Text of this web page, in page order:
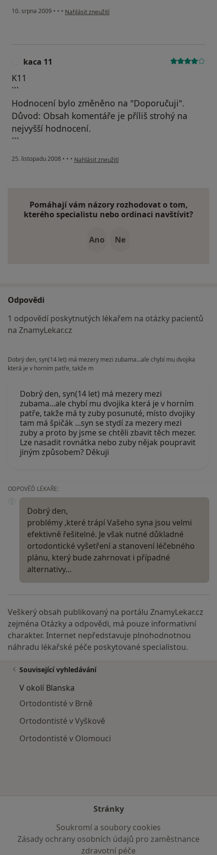
10. srpna 2009 • • • podle názoru uživatele Váš účet byl odstraněn
Nahlásit zneužití
kaca 11
K11
```
Hodnocení bylo změněno na "Doporučuji".
Důvod: Obsah komentáře je příliš strohý na
nejvyšší hodnocení.
```
25. listopadu 2008 • • • podle názoru uživatele kaca 11
Nahlásit zneužití
Pomáhají vám názory rozhodovat o tom,
kterého specialistu nebo ordinaci navštívit?
Ano Ne
Odpovědi
1 odpovědí poskytnutých lékařem na otázky pacientů
na ZnamyLekar.cz
Dobrý den, syn(14 let) má mezery mezi zubama...ale chybí mu dvojika
která je v horním patře, takže m
Dobrý den, syn(14 let) má mezery mezi
zubama...ale chybí mu dvojika která je v horním
patře, takže má ty zuby posunuté, místo dvojiky
tam má špičák ...syn se stydí za mezery mezi
zuby a proto by jsme se chtěli zbavit těch mezer.
Lze nasadit rovnátka nebo zuby nějak poupravit
jiným způsobem? Děkuji
ODPOVĚĎ LÉKAŘE:
Dobrý den,
problémy ,které trápí Vašeho syna jsou velmi
efektivně řešitelné. Je však nutné důkladné
ortodontické vyšetření a stanovení léčebného
plánu, který bude zahrnovat i případné
alternativy…
Veškerý obsah publikovaný na portálu ZnamyLekar.cz
zejména Otázky a odpovědi, má pouze informativní
charakter. Internet nepředstavuje plnohodnotnou
náhradu lékařské péče poskytované specialistou.
Související vyhledávání
V okolí Blanska
Ortodontisté v Brně
Ortodontisté v Vyškově
Ortodontisté v Olomouci
Stránky
Soukromí a soubory cookies
Zásady ochrany osobních údajů pro zaměstnance
zdravotní péče